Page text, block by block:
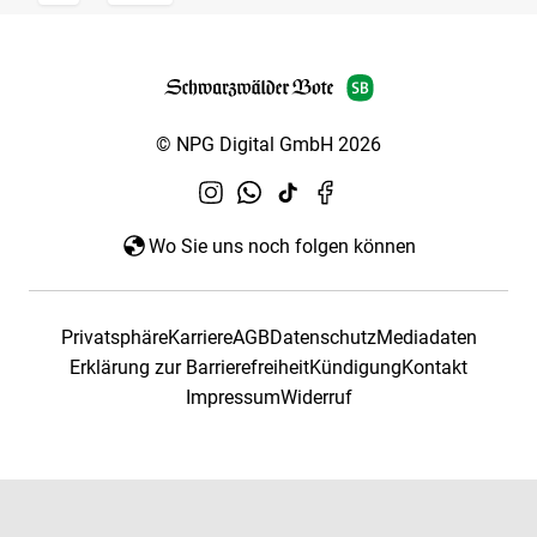
© NPG Digital GmbH 2026
Wo Sie uns noch folgen können
PrivatsphäreKarriereAGBDatenschutzMediadaten
Erklärung zur BarrierefreiheitKündigungKontakt
ImpressumWiderruf